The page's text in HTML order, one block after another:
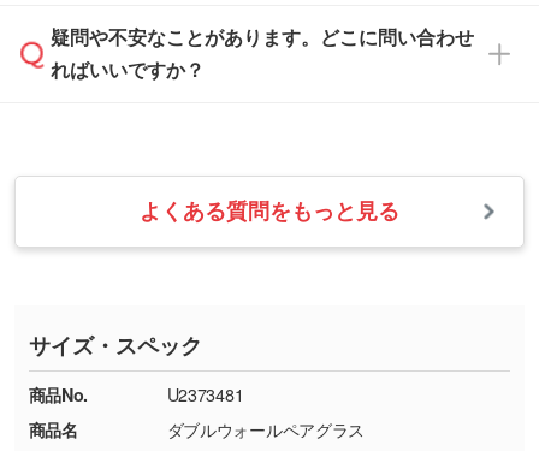
・フルカラーデータを1色に変換してほしい
・1色印刷でグラデーションや濃淡を表現した
い
す。→詳しく見る
・コーポレートカラーを使って印刷したい／印
刷色にこだわりがある
本体色がナチュラルなど淡色の場合、印刷をく
っきりと目立たせたいときは濃い印刷色が、柔
らかい雰囲気にしたいときは淡い印刷色が映え
また、お選びいただいた印刷色が本体色に合わ
ない場合や仕上がりに影響しそうな場合は、ス
速やかに対応いたします。
お手数をお掛けいたしますが、至急担当スタッ
フまでご連絡ください。商品の状況を確認し、
・お届け時に商品が損傷・故障している場合
・ご注文と異なる商品が届いた場合
・印刷不良があった場合
※詳しくは「商品の良品基準について
ください。
【返品・交換ができない場合】
疑問や不安なことがあります。どこに問い合わせ
ればいいですか？
業日以内に担当スタッフよりメールにてご連絡
いたします。
お急ぎの場合はお電話でのご質問も受け付けて
TEL：0422-29-9911 営業時間10:00～
18:00(土日祝日除く)
お問い合わせフォームはこちら
よくある質問をもっと見る
サイズ・スペック
商品No.
U2373481
商品名
ダブルウォールペアグラス